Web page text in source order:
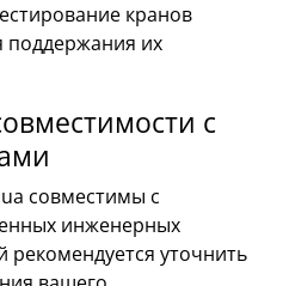
кранов
поддержания их
с
совместимы с
инженерных
рекомендуется уточнить